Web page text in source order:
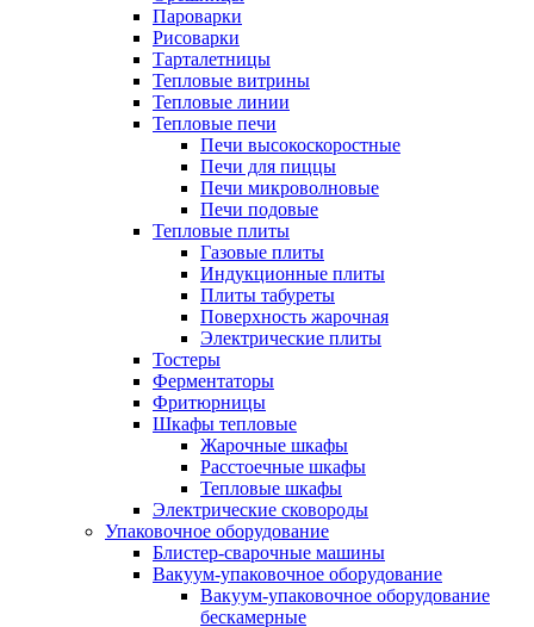
Пароварки
Рисоварки
Тарталетницы
Тепловые витрины
Тепловые линии
Тепловые печи
Печи высокоскоростные
Печи для пиццы
Печи микроволновые
Печи подовые
Тепловые плиты
Газовые плиты
Индукционные плиты
Плиты табуреты
Поверхность жарочная
Электрические плиты
Тостеры
Ферментаторы
Фритюрницы
Шкафы тепловые
Жарочные шкафы
Расстоечные шкафы
Тепловые шкафы
Электрические сковороды
Упаковочное оборудование
Блистер-сварочные машины
Вакуум-упаковочное оборудование
Вакуум-упаковочное оборудование
беcкамерные